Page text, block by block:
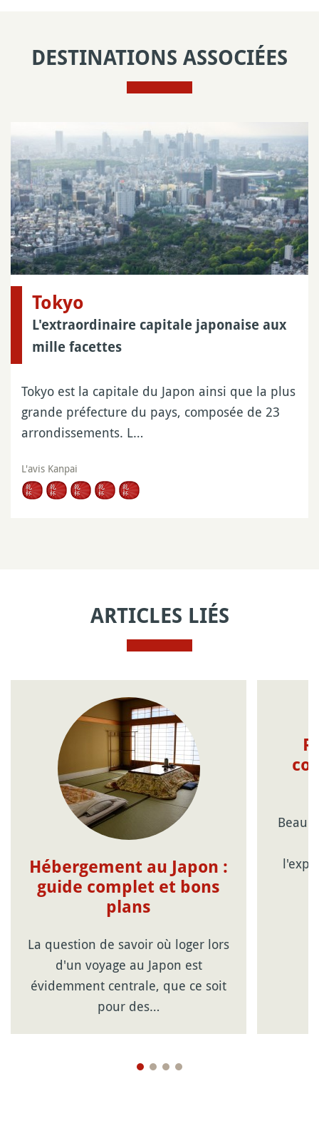
DESTINATIONS ASSOCIÉES
Tokyo
L'extraordinaire capitale japonaise aux
mille facettes
Tokyo est la capitale du Japon ainsi que la plus
grande préfecture du pays, composée de 23
arrondissements. L…
L'avis Kanpai
ARTICLES LIÉS
Hébergement au Japon :
guide complet et bons
plans
La question de savoir où loger lors
d'un voyage au Japon est
évidemment centrale, que ce soit
pour des…